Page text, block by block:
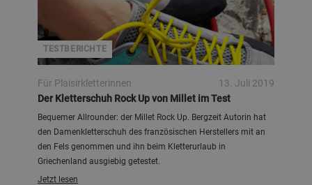
TESTBERICHTE
Für Plaisirkletterinnen
13. Juli 2019
Der Kletterschuh Rock Up von Millet im Test
Bequemer Allrounder: der Millet Rock Up. Bergzeit Autorin hat
den Damenkletterschuh des französischen Herstellers mit an
den Fels genommen und ihn beim Kletterurlaub in
Griechenland ausgiebig getestet.
Jetzt lesen